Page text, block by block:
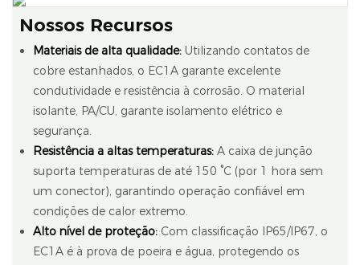
Nossos Recursos
Materiais de alta qualidade:Utilizando contatos de
cobre estanhados, o EC1A garante excelente
condutividade e resistência à corrosão. O material
isolante, PA/CU, garante isolamento elétrico e
segurança.
Resistência a altas temperaturas:A caixa de junção
suporta temperaturas de até 150 °C (por 1 hora sem
um conector), garantindo operação confiável em
condições de calor extremo.
Alto nível de proteção:Com classificação IP65/IP67, o
EC1A é à prova de poeira e água, protegendo os